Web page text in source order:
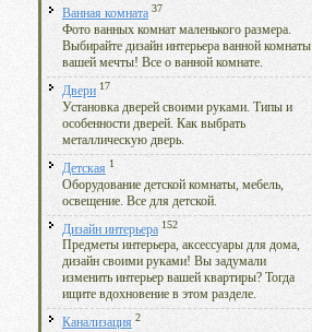
Ванная комната 37
Фото ванных комнат маленького размера.
Выбирайте дизайн интерьера ванной комнаты
вашей мечты! Все о ванной комнате.
Двери 17
Установка дверей своими руками. Типы и
особенности дверей. Как выбрать
металлическую дверь.
Детская 1
Оборудование детской комнаты, мебель,
освещение. Все для детской.
Дизайн интерьера 152
Предметы интерьера, аксессуары для дома,
дизайн своими руками! Вы задумали
изменить интерьер вашей квартиры? Тогда
ищите вдохновение в этом разделе.
Канализация 2